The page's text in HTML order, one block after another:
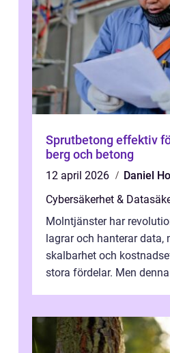
Sprutbetong effektiv
berg och betong
12 april 2026
Daniel
Cybersäkerhet &
Molntjänster har
lagrar och hanterar data,
skalbarhet och
stora fördelar. Men